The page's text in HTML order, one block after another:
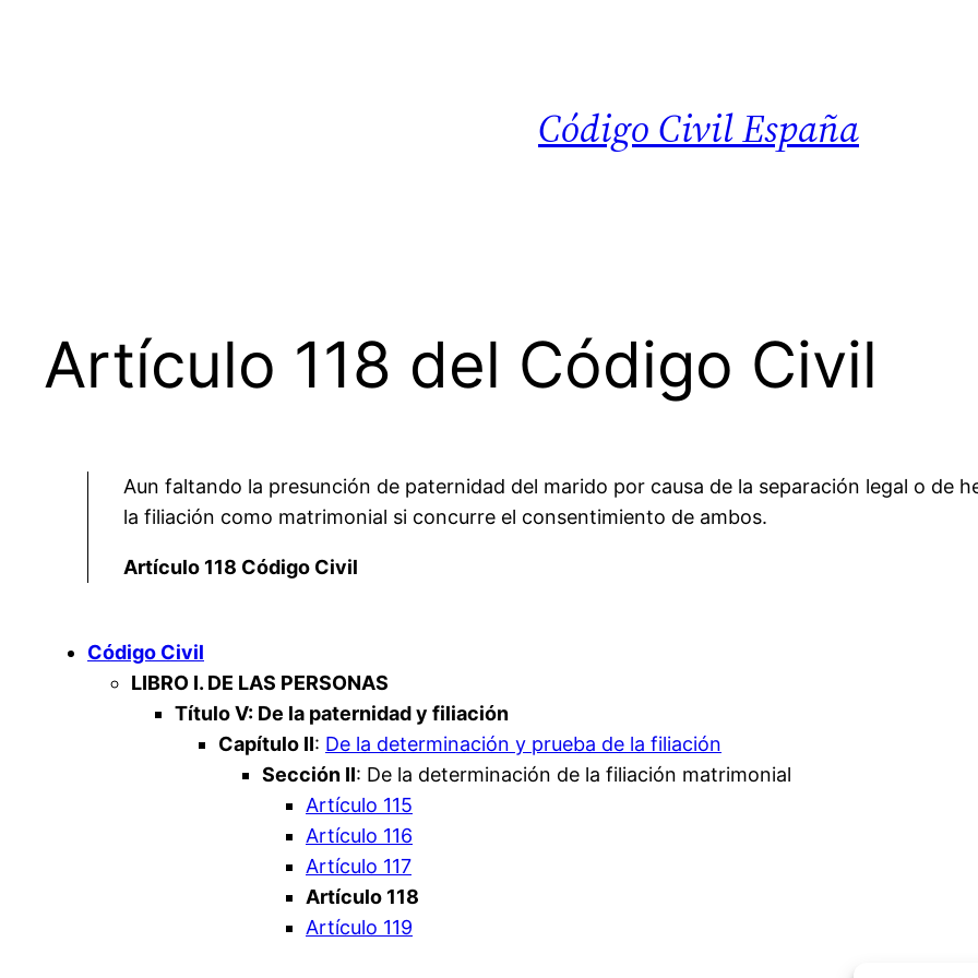
Código Civil España
Artículo 118 del Código Civil
Aun faltando la presunción de paternidad del marido por causa de la separación legal o de
la filiación como matrimonial si concurre el consentimiento de ambos.
Artículo 118 Código Civil
Código Civil
LIBRO I. DE LAS PERSONAS
Título V: De la paternidad y filiación
Capítulo II: De la determinación y prueba de la filiación
Sección II: De la determinación de la filiación matrimonial
Artículo 115
Artículo 116
Artículo 117
Artículo 118
Artículo 119